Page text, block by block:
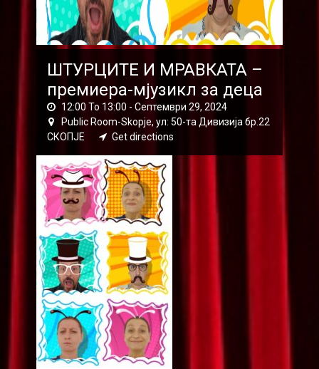
ШТУРЦИТЕ И МРАВКАТА –
премиера-мјузикл за деца
12:00 To 13:00 - Септември 29, 2024
Public Room-Skopje, ул: 50-та Дивизија бр.22
СКОПЈЕ
Get directions